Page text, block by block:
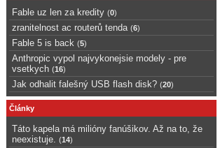
Fable uz len za kredity (0)
zranitelnost ac routerů tenda (6)
Fable 5 is back (5)
Anthropic vypol najvykonejsie modely - pre
vsetkych (16)
Jak odhalit falešný USB flash disk? (20)
Články
Táto kapela má milióny fanúšikov. Až na to, že
neexistuje.
(14)